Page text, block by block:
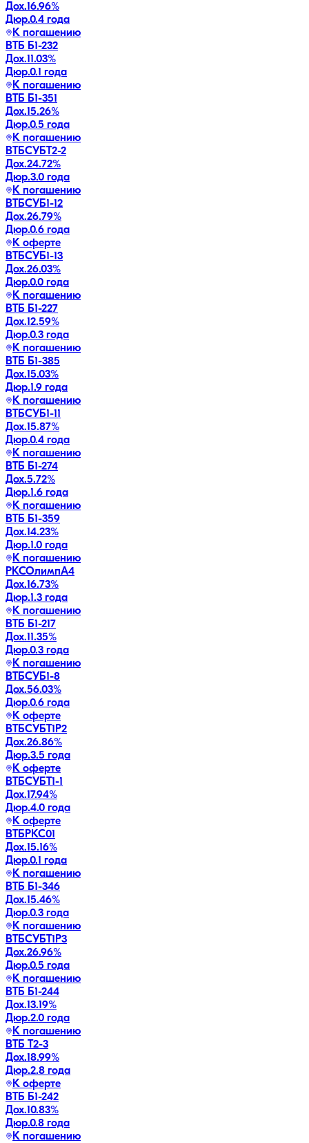
Дох.16.96%
Дюр.0.4 года
К погашению
ВТБ Б1-232
Дох.11.03%
Дюр.0.1 года
К погашению
ВТБ Б1-351
Дох.15.26%
Дюр.0.5 года
К погашению
ВТБСУБТ2-2
Дох.24.72%
Дюр.3.0 года
К погашению
ВТБСУБ1-12
Дох.26.79%
Дюр.0.6 года
К оферте
ВТБСУБ1-13
Дох.26.03%
Дюр.0.0 года
К погашению
ВТБ Б1-227
Дох.12.59%
Дюр.0.3 года
К погашению
ВТБ Б1-385
Дох.15.03%
Дюр.1.9 года
К погашению
ВТБСУБ1-11
Дох.15.87%
Дюр.0.4 года
К погашению
ВТБ Б1-274
Дох.5.72%
Дюр.1.6 года
К погашению
ВТБ Б1-359
Дох.14.23%
Дюр.1.0 года
К погашению
РКСОлимпA4
Дох.16.73%
Дюр.1.3 года
К погашению
ВТБ Б1-217
Дох.11.35%
Дюр.0.3 года
К погашению
ВТБСУБ1-8
Дох.56.03%
Дюр.0.6 года
К оферте
ВТБСУБТ1Р2
Дох.26.86%
Дюр.3.5 года
К оферте
ВТБСУБТ1-1
Дох.17.94%
Дюр.4.0 года
К оферте
ВТБРКС01
Дох.15.16%
Дюр.0.1 года
К погашению
ВТБ Б1-346
Дох.15.46%
Дюр.0.3 года
К погашению
ВТБСУБТ1Р3
Дох.26.96%
Дюр.0.5 года
К погашению
ВТБ Б1-244
Дох.13.19%
Дюр.2.0 года
К погашению
ВТБ Т2-3
Дох.18.99%
Дюр.2.8 года
К оферте
ВТБ Б1-242
Дох.10.83%
Дюр.0.8 года
К погашению